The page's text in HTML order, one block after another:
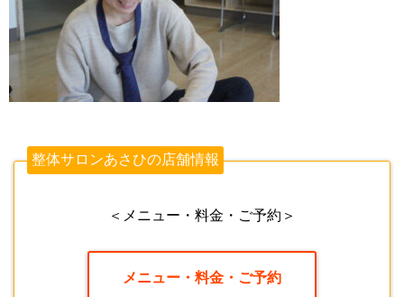
整体サロンあさひの店舗情報
＜メニュー・料金・ご予約＞
メニュー・料金・ご予約